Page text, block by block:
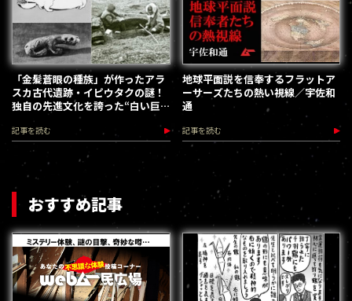
「金髪蒼眼の種族」が作ったアラ
スカ古代遺跡・イピウタクの謎！
独自の先進文化を誇った“白い巨
人”の正体は？
記事を読む
地球平面説を信奉するフラットア
ーサーズたちの熱い視線／宇佐和
通
記事を読む
おすすめ記事